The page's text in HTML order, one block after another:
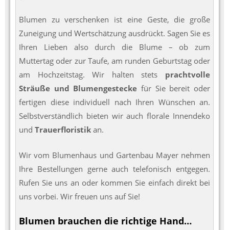
Blumen zu verschenken ist eine Geste, die große
Zuneigung und Wertschätzung ausdrückt. Sagen Sie es
Ihren Lieben also durch die Blume – ob zum
Muttertag oder zur Taufe, am runden Geburtstag oder
am Hochzeitstag. Wir halten stets prachtvolle
Sträuße und Blumengestecke für Sie bereit oder
fertigen diese individuell nach Ihren Wünschen an.
Selbstverständlich bieten wir auch florale Innendeko
und Trauerfloristik an.
Wir vom Blumenhaus und Gartenbau Mayer nehmen
Ihre Bestellungen gerne auch telefonisch entgegen.
Rufen Sie uns an oder kommen Sie einfach direkt bei
uns vorbei. Wir freuen uns auf Sie!
Blumen brauchen die richtige Hand…